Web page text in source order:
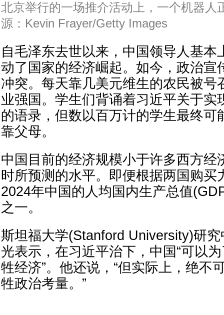
北京举行的一场推介活动上，一个机器人
源：Kevin Frayer/Getty Images
自毛泽东去世以来，中国领导人基本
动了国家的经济崛起。如今，政治宣
冲突。每天靠几美元维生的农民被号
业强国。学生们背诵着习近平关于实
的语录，但数以百万计的学生最终可
靠父母。
中国目前的经济规模小于许多西方经
时所预测的水平。即便根据两国购买
2024年中国的人均国内生产总值
之一。
斯坦福大学(Stanford University)研
光表示，在习近平治下，中国“可以
牲经济”。他还说，“但实际上，绝不
牲政治考量。”